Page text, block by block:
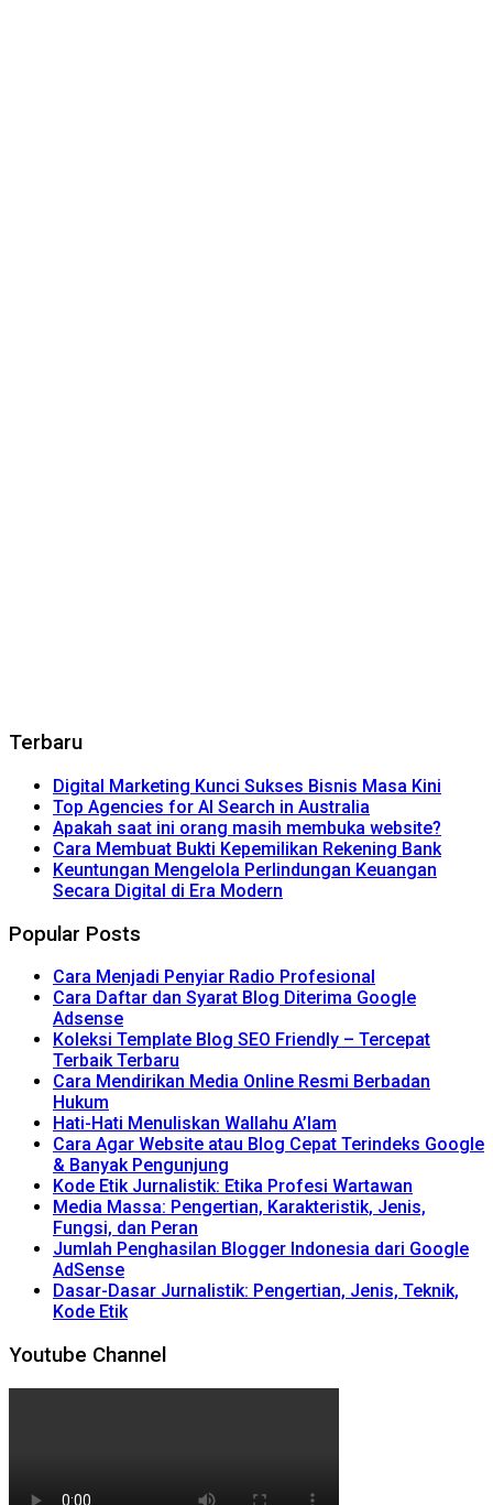
Terbaru
Digital Marketing Kunci Sukses Bisnis Masa Kini
Top Agencies for AI Search in Australia
Apakah saat ini orang masih membuka website?
Cara Membuat Bukti Kepemilikan Rekening Bank
Keuntungan Mengelola Perlindungan Keuangan
Secara Digital di Era Modern
Popular Posts
Cara Menjadi Penyiar Radio Profesional
Cara Daftar dan Syarat Blog Diterima Google
Adsense
Koleksi Template Blog SEO Friendly – Tercepat
Terbaik Terbaru
Cara Mendirikan Media Online Resmi Berbadan
Hukum
Hati-Hati Menuliskan Wallahu A’lam
Cara Agar Website atau Blog Cepat Terindeks Google
& Banyak Pengunjung
Kode Etik Jurnalistik: Etika Profesi Wartawan
Media Massa: Pengertian, Karakteristik, Jenis,
Fungsi, dan Peran
Jumlah Penghasilan Blogger Indonesia dari Google
AdSense
Dasar-Dasar Jurnalistik: Pengertian, Jenis, Teknik,
Kode Etik
Youtube Channel